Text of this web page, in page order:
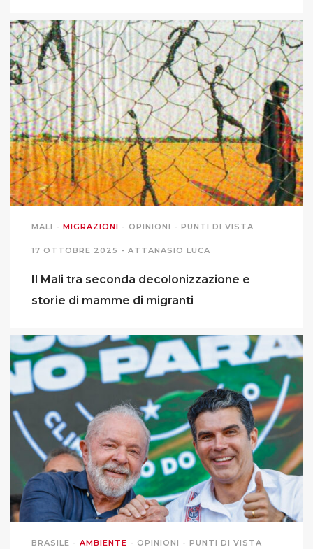
MALI - MIGRAZIONI - OPINIONI - PUNTI DI VISTA
17 OTTOBRE 2025 - ATTANASIO LUCA
Il Mali tra seconda decolonizzazione e
storie di mamme di migranti
BRASILE - AMBIENTE - OPINIONI - PUNTI DI VISTA